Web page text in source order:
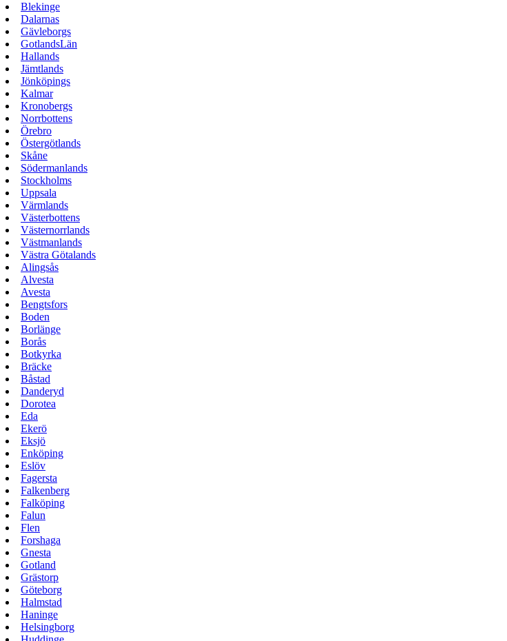
Blekinge
Dalarnas
Gävleborgs
GotlandsLän
Hallands
Jämtlands
Jönköpings
Kalmar
Kronobergs
Norrbottens
Örebro
Östergötlands
Skåne
Södermanlands
Stockholms
Uppsala
Värmlands
Västerbottens
Västernorrlands
Västmanlands
Västra Götalands
Alingsås
Alvesta
Avesta
Bengtsfors
Boden
Borlänge
Borås
Botkyrka
Bräcke
Båstad
Danderyd
Dorotea
Eda
Ekerö
Eksjö
Enköping
Eslöv
Fagersta
Falkenberg
Falköping
Falun
Flen
Forshaga
Gnesta
Gotland
Grästorp
Göteborg
Halmstad
Haninge
Helsingborg